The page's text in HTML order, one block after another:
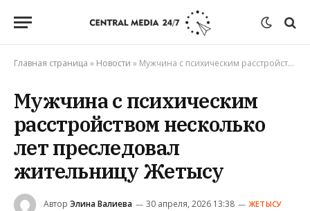
Главная страница » Новости » Мужчина с психическим расстройством несколько лет преследовал жительницу Жетысу
Мужчина с психическим
расстройством несколько
лет преследовал
жительницу Жетысу
Автор Элина Валиева 30 апреля, 2026 13:38 ЖЕТЫСУ